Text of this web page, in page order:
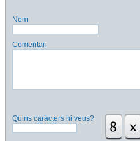
Nom
Comentari
Quins caràcters hi veus?